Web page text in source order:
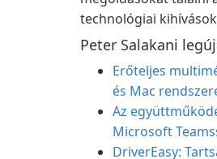
technológiai
Peter Salakani
Erőteljes
és Mac
Az
Microsoft
DriverEasy: